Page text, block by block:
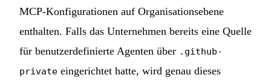
MCP-Konfigurationen auf Organisationsebene
enthalten. Falls das Unternehmen bereits eine Quelle
für benutzerdefinierte Agenten über .github-
private eingerichtet hatte, wird genau dieses